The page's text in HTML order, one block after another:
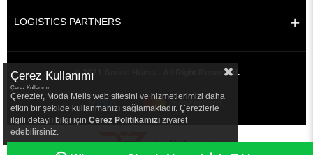
LOGISTICS PARTNERS
© 2021 Amine Hüma - All Right Reserved.
|
Çerez Kullanımı
Çerez Kullanımı
Çerezler, Moda Melis web sitesini ve hizmetlerimizi daha
etkin bir şekilde kullanmanızı sağlamaktadır. Çerezlerle
ilgili detaylı bilgi için Çerez Politikamızı ziyaret
edebilirsiniz.